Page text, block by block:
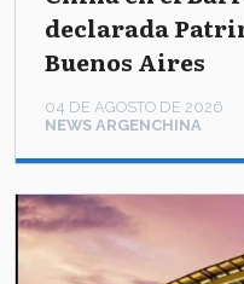
declarada
Buenos Aires
NEWS ARGENCHINA
04 DE AGOSTO DE 2026